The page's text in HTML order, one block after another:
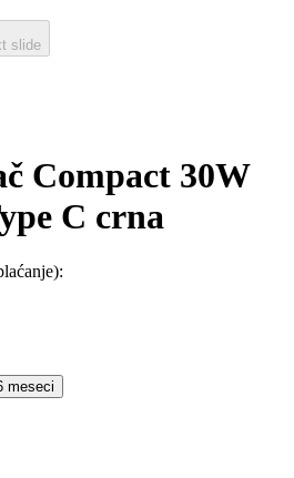
slide
Compact 30W
C crna
:
meseci